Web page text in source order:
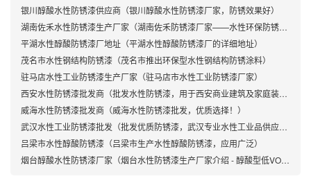
银川醇酸水性防锈漆供应商（银川醇酸水性防锈漆厂家，防锈效果好）
湖南佐禾水性防锈漆生产厂家（湖南佐禾防锈漆厂家——水性环保防锈漆供应商）
平湖水性醇酸防锈漆厂地址（平湖水性醇酸防锈漆厂的详细地址）
茂名市水性钢结构防锈漆（茂名市推出环保型水性钢结构防锈涂料）
驻马店水性工业防锈漆生产厂家（驻马店市水性工业防锈漆厂家）
西安水性防锈漆批发商（批发水性防锈漆，用于西安商业建筑及家庭装修）
威海水性防锈漆批发商（威海水性防锈漆批发，优质选择！）
武汉水性工业防锈漆批发（批发优质防锈漆，武汉专业水性工业品供应商）
吕梁市水性醇酸防锈漆（吕梁市生产水性醇酸防锈漆，应用广泛）
烟台醇酸水性防锈漆厂家（烟台水性防锈漆生产厂家介绍 - 醇酸型低VOC环保涂料）